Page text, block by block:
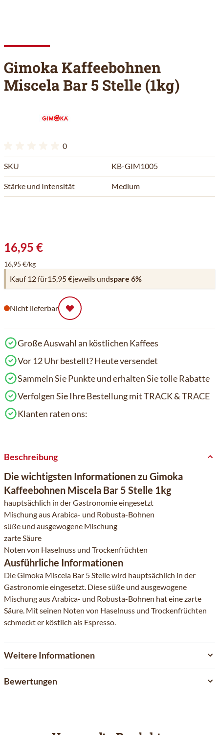
Gimoka Kaffeebohnen
Miscela Bar 5 Stelle (1kg)
0
SKU KB-GIM1005
Stärke und Intensität Medium
16,95 €
16,95 €/kg
Kauf 12 für15,95 €jeweils undspare 6%
Nicht lieferbar
Große Auswahl an köstlichen Kaffees
Vor 12 Uhr bestellt? Heute versendet
Sammeln Sie Punkte und erhalten Sie tolle Rabatte
Verfolgen Sie Ihre Bestellung mit TRACK & TRACE
Klanten raten ons:
Beschreibung
Die wichtigsten Informationen zu Gimoka
Kaffeebohnen Miscela Bar 5 Stelle 1kg
hauptsächlich in der Gastronomie eingesetzt
Mischung aus Arabica- und Robusta-Bohnen
süße und ausgewogene Mischung
zarte Säure
Noten von Haselnuss und Trockenfrüchten
Ausführliche Informationen
Die Gimoka Miscela Bar 5 Stelle wird hauptsächlich in der
Gastronomie eingesetzt. Diese süße und ausgewogene
Mischung aus Arabica- und Robusta-Bohnen hat eine zarte
Säure. Mit seinen Noten von Haselnuss und Trockenfrüchten
schmeckt er köstlich als Espresso.
Weitere Informationen
Bewertungen